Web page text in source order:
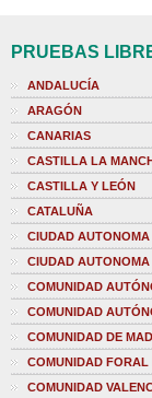
PRUEBAS
ANDALUCÍA
ARAGÓN
CANARIAS
CASTILLA LA
CASTILLA Y LEÓN
CATALUÑA
CIUDAD AUTONOMA
CIUDAD
COMUNIDAD
COMUNIDAD
COMUNIDAD DE
COMUNIDAD FORAL
COMUNIDAD